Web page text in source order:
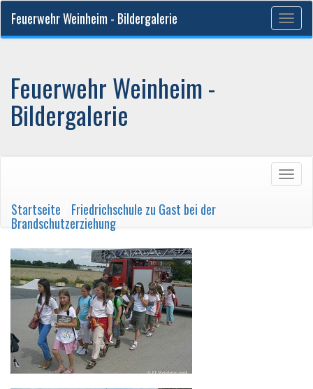
Feuerwehr Weinheim - Bildergalerie
Feuerwehr Weinheim -
Bildergalerie
Startseite Friedrichschule zu Gast bei der
Brandschutzerziehung